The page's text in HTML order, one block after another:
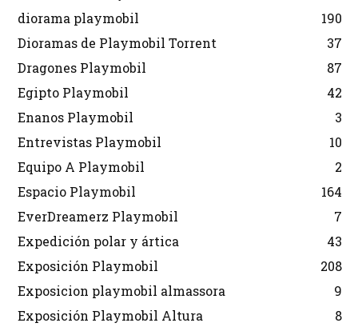
diorama playmobil
190
Dioramas de Playmobil Torrent
37
Dragones Playmobil
87
Egipto Playmobil
42
Enanos Playmobil
3
Entrevistas Playmobil
10
Equipo A Playmobil
2
Espacio Playmobil
164
EverDreamerz Playmobil
7
Expedición polar y ártica
43
Exposición Playmobil
208
Exposicion playmobil almassora
9
Exposición Playmobil Altura
8